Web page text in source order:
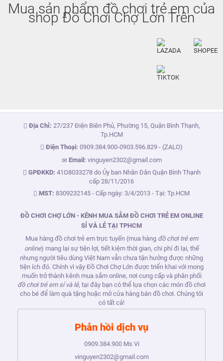
Mua sản phẩm đồ chơi trẻ em của
shop Đồ Chơi Chợ Lớn Trên
Địa Chỉ: 27/237 Điện Biên Phủ, Phường 15, Quận Bình Thạnh,
Tp.HCM
Điện Thoại: 0909.384.900-0903.596.829 - (ZALO)
Email: vinguyen2302@gmail.com
GPĐKKD: 41O8033278 do Ủy ban Nhân Dân Quận Bình Thạnh
cấp 28/11/2016
MST: 8309232145 - Cấp ngày: 3/4/2013 - Tại: Tp.HCM
ĐỒ CHƠI CHỢ LỚN - KÊNH MUA SẮM ĐỒ CHƠI TRẺ EM ONLINE
SỈ VÀ LẺ TẠI TPHCM
Mua hàng đồ chơi trẻ em trực tuyến (mua hàng đồ chơi trẻ em
online) mang lại sự tiện lợi, tiết kiệm thời gian, chi phí đi lại, thế
nhưng người tiêu dùng Việt Nam vẫn chưa tận hưởng được những
tiện ích đó. Chính vì vậy Đồ Chơi Chợ Lớn được triển khai với mong
muốn trở thành kênh mua sắm online, nơi cung cấp và phân phối
đồ chơi trẻ em sỉ và lẻ, tại đây bạn có thể lựa chọn các món đồ chơi
cho bé để làm quà tặng hoặc mở cửa hàng bán đồ chơi. Chúng tôi
có tất cả!
Phản hồi dịch vụ
0909.384.900Ms Vi
vinguyen2302@gmail.com